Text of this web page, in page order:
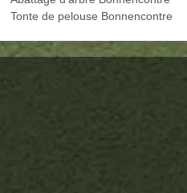
Tonte de pelouse Bonnencontre